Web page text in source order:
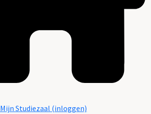
Mijn Studiezaal (inloggen)